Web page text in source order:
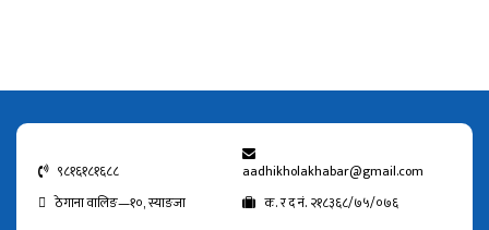
९८१६१८१६८८
aadhikholakhabar@gmail.com
ठेगाना वालिङ—१०, स्याङजा
क. र द नं. २१८३६८/७५/०७६